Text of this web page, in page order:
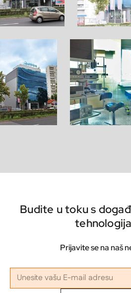
Budite u toku s
Prijavite se na naš